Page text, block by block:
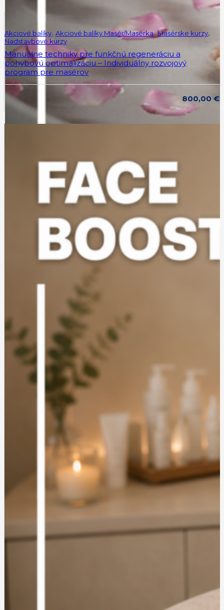
Akciové balíky, Akciové balíky Masér/Masérka,Masérske kurzy,
Nadstavbové kurzy
Manuálne techniky pre funkčnú regeneráciu a
pohybovú optimalizáciu – Individuálny rozvojový
program pre masérov
800,00 €